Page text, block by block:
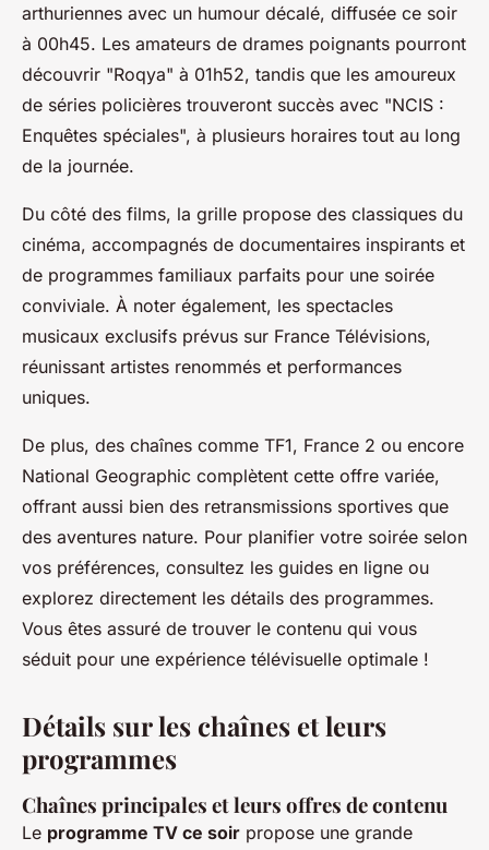
arthuriennes avec un humour décalé, diffusée ce soir
à 00h45. Les amateurs de drames poignants pourront
découvrir "Roqya" à 01h52, tandis que les amoureux
de séries policières trouveront succès avec "NCIS :
Enquêtes spéciales", à plusieurs horaires tout au long
de la journée.
Du côté des films, la grille propose des classiques du
cinéma, accompagnés de documentaires inspirants et
de programmes familiaux parfaits pour une soirée
conviviale. À noter également, les spectacles
musicaux exclusifs prévus sur France Télévisions,
réunissant artistes renommés et performances
uniques.
De plus, des chaînes comme TF1, France 2 ou encore
National Geographic complètent cette offre variée,
offrant aussi bien des retransmissions sportives que
des aventures nature. Pour planifier votre soirée selon
vos préférences, consultez les guides en ligne ou
explorez directement les détails des programmes.
Vous êtes assuré de trouver le contenu qui vous
séduit pour une expérience télévisuelle optimale !
Détails sur les chaînes et leurs
programmes
Chaînes principales et leurs offres de contenu
Le programme TV ce soir propose une grande